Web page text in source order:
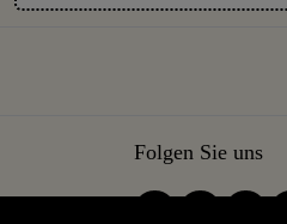
Folgen Sie uns